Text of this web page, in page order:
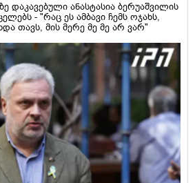
დაკავებული ანასტასია ბერუაშვილის
- "რაც ეს ამბავი ჩემს ოჯახს,
თავს, მის მერე მე მე არ ვარ"